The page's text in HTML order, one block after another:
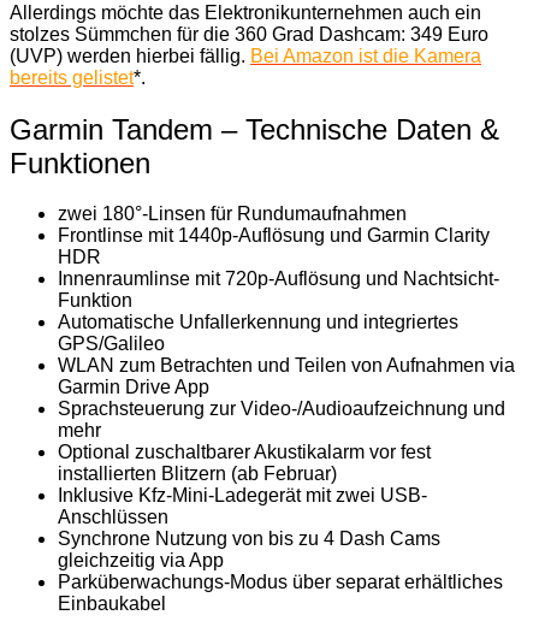
Allerdings möchte das Elektronikunternehmen auch ein
stolzes Sümmchen für die 360 Grad Dashcam: 349 Euro
(UVP) werden hierbei fällig. Bei Amazon ist die Kamera
bereits gelistet*.
Garmin Tandem – Technische Daten &
Funktionen
zwei 180°-Linsen für Rundumaufnahmen
Frontlinse mit 1440p-Auflösung und Garmin Clarity
HDR
Innenraumlinse mit 720p-Auflösung und Nachtsicht-
Funktion
Automatische Unfallerkennung und integriertes
GPS/Galileo
WLAN zum Betrachten und Teilen von Aufnahmen via
Garmin Drive App
Sprachsteuerung zur Video-/Audioaufzeichnung und
mehr
Optional zuschaltbarer Akustikalarm vor fest
installierten Blitzern (ab Februar)
Inklusive Kfz-Mini-Ladegerät mit zwei USB-
Anschlüssen
Synchrone Nutzung von bis zu 4 Dash Cams
gleichzeitig via App
Parküberwachungs-Modus über separat erhältliches
Einbaukabel